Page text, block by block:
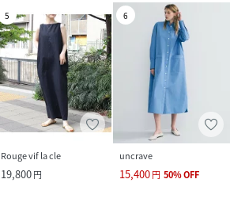
5
Rouge vif la cle
19,800円
6
uncrave
15,400円 50%OFF